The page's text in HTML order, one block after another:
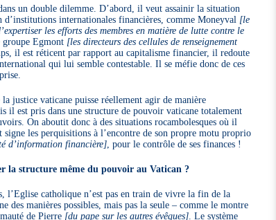
un double dilemme. D’abord, il veut assainir la situation
internationales financières, comme Moneyval [le
les efforts des membres en matière de lutte contre le
Egmont [les directeurs des cellules de renseignement
il est réticent par rapport au capitalisme financier, il redoute
qui lui semble contestable. Il se méfie donc de ces
justice vaticane puisse réellement agir de manière
il est pris dans une structure de pouvoir vaticane totalement
On aboutit donc à des situations rocambolesques où il
les perquisitions à l’encontre de son propre motu proprio
d’information financière], pour le contrôle de ses finances !
la structure même du pouvoir au Vatican ?
l’Eglise catholique n’est pas en train de vivre la fin de la
des manières possibles, mais pas la seule – comme le montre
de Pierre [du pape sur les autres évêques]. Le système